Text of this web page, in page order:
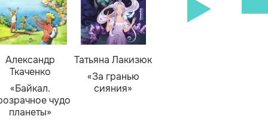
Александр
Ткаченко
«Байкал.
чудо
планеты»
Татьяна Лакизюк
«За гранью
сияния»